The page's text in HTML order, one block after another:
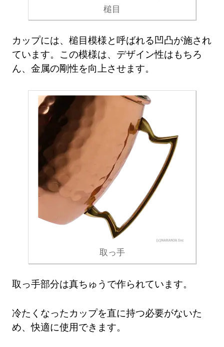
槌目
カップには、槌目模様と呼ばれる凹凸が施され
ています。この模様は、デザイン性はもちろ
ん、金属の剛性を向上させます。
取っ手
取っ手部分は真ちゅうで作られています。
冷たくなったカップを直に持つ必要がないた
め、快適に使用できます。